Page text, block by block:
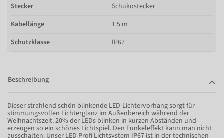
Stecker
Schukostecker
Kabellänge
1.5 m
Schutzklasse
IP67
Beschreibung
Dieser strahlend schön blinkende LED-Lichtervorhang sorgt für
stimmungsvollen Lichterglanz im Außenbereich während der
Weihnachtszeit. 20% der LEDs blinken in kurzen Abständen und
erzeugen so ein schönes Lichtspiel. Den Funkeleffekt kann man nicht
ausschalten. Unser LED Profi Lichtsystem IP67 ist in der technischen